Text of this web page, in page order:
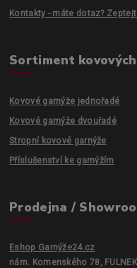
Kontakty - máte dotaz?
Sortiment
Kovové garnýže jednořadé
Kovové garnýže dvouřadé
Stropní kovové garnýže
Příslušenství ke garnýžím
Prodejna /
Eshop Garnýže24.cz
nám. Komenského 78,